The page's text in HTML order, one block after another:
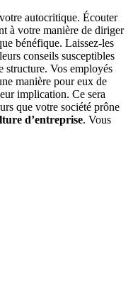
autocritique. Écouter
à votre manière de diriger
bénéfique. Laissez-les
conseils susceptibles
structure. Vos employés
manière pour eux de
implication. Ce sera
que votre société prône
d’entreprise. Vous